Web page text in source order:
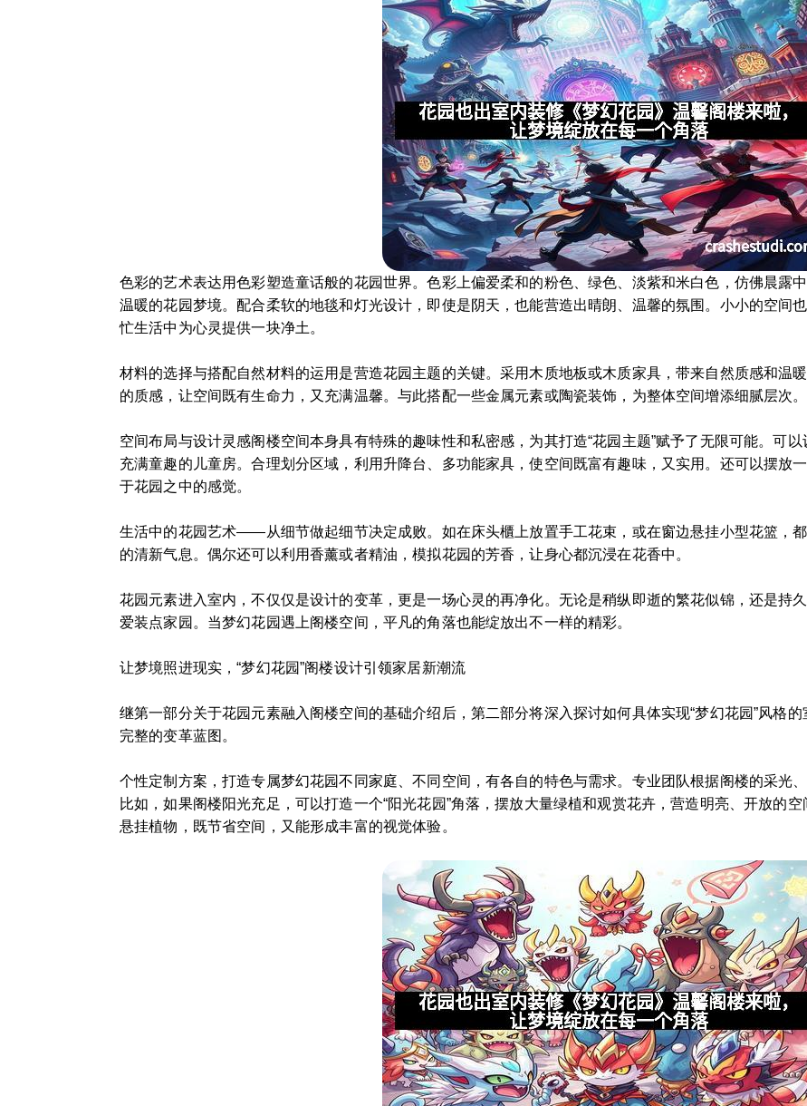
色彩的艺术表达用色彩塑造童话般的花园世界。色彩上偏爱柔和的粉色、绿色、淡紫和米白色，仿佛晨露
温暖的花园梦境。配合柔软的地毯和灯光设计，即使是阴天，也能营造出晴朗、温馨的氛围。小小的空间
忙生活中为心灵提供一块净土。
材料的选择与搭配自然材料的运用是营造花园主题的关键。采用木质地板或木质家具，带来自然质感和温
的质感，让空间既有生命力，又充满温馨。与此搭配一些金属元素或陶瓷装饰，为整体空间增添细腻层次。
空间布局与设计灵感阁楼空间本身具有特殊的趣味性和私密感，为其打造“花园主题”赋予了无限可能。可
充满童趣的儿童房。合理划分区域，利用升降台、多功能家具，使空间既富有趣味，又实用。还可以摆放
于花园之中的感觉。
生活中的花园艺术——从细节做起细节决定成败。如在床头櫃上放置手工花束，或在窗边悬挂小型花篮，
的清新气息。偶尔还可以利用香薰或者精油，模拟花园的芳香，让身心都沉浸在花香中。
花园元素进入室内，不仅仅是设计的变革，更是一场心灵的再净化。无论是稍纵即逝的繁花似锦，还是持
爱装点家园。当梦幻花园遇上阁楼空间，平凡的角落也能绽放出不一样的精彩。
让梦境照进现实，“梦幻花园”阁楼设计引领家居新潮流
继第一部分关于花园元素融入阁楼空间的基础介绍后，第二部分将深入探讨如何具体实现“梦幻花园”风格
完整的变革蓝图。
个性定制方案，打造专属梦幻花园不同家庭、不同空间，有各自的特色与需求。专业团队根据阁楼的采光
比如，如果阁楼阳光充足，可以打造一个“阳光花园”角落，摆放大量绿植和观赏花卉，营造明亮、开放的
悬挂植物，既节省空间，又能形成丰富的视觉体验。